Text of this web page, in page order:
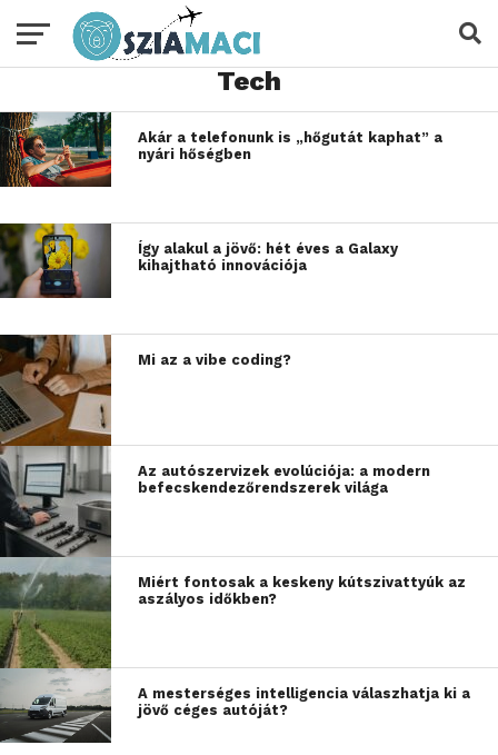
Tech
Akár a telefonunk is „hőgutát kaphat” a
nyári hőségben
Így alakul a jövő: hét éves a Galaxy
kihajtható innovációja
Mi az a vibe coding?
Az autószervizek evolúciója: a modern
befecskendezőrendszerek világa
Miért fontosak a keskeny kútszivattyúk az
aszályos időkben?
A mesterséges intelligencia válaszhatja ki a
jövő céges autóját?